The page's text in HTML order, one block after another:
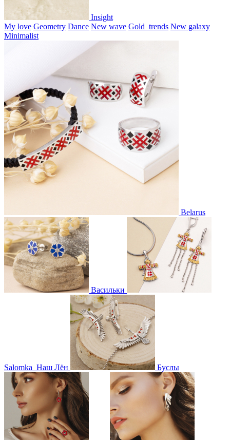
Insight
My love Geometry Dance New wave Gold_trends New galaxy
Minimalist
Belarus
Васильки
Salomka Наш Лён Буслы